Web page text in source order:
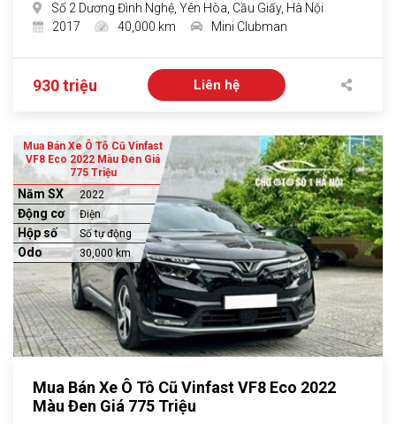
Số 2 Dương Đình Nghệ, Yên Hòa, Cầu Giấy, Hà Nội
2017
40,000 km Mini Clubman
930 triệu Liên hệ
Mua Bán Xe Ô Tô Cũ Vinfast
VF8 Eco 2022 Màu Đen Giá
775 Triệu
Năm SX 2022
Động cơ Điện
Hộp số Số tự động
Odo 30,000 km
Mua Bán Xe Ô Tô Cũ Vinfast VF8 Eco 2022
Màu Đen Giá 775 Triệu